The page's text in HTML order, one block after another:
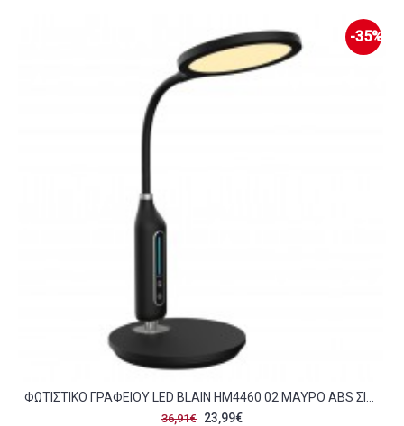
-35%
36,91€ 23,99€